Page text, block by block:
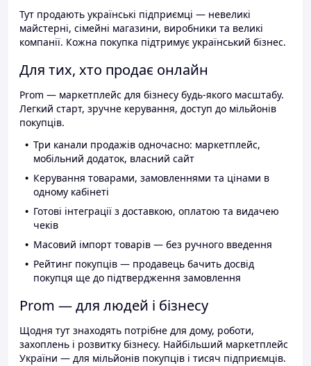
Тут продають українські підприємці — невеликі
майстерні, сімейні магазини, виробники та великі
компанії. Кожна покупка підтримує український бізнес.
Для тих, хто продає онлайн
Prom — маркетплейс для бізнесу будь-якого масштабу.
Легкий старт, зручне керування, доступ до мільйонів
покупців.
Три канали продажів одночасно: маркетплейс,
мобільний додаток, власний сайт
Керування товарами, замовленнями та цінами в
одному кабінеті
Готові інтеграції з доставкою, оплатою та видачею
чеків
Масовий імпорт товарів — без ручного введення
Рейтинг покупців — продавець бачить досвід
покупця ще до підтвердження замовлення
Prom — для людей і бізнесу
Щодня тут знаходять потрібне для дому, роботи,
захоплень і розвитку бізнесу. Найбільший маркетплейс
України — для мільйонів покупців і тисяч підприємців.